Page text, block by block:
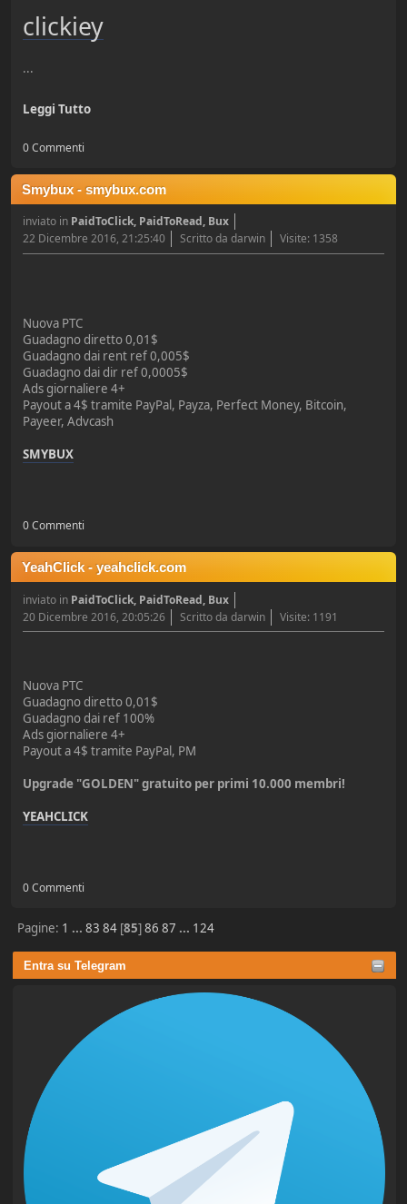
Entra su Telegram
clickiey
...
Leggi Tutto
0 Commenti
Smybux - smybux.com
inviato in PaidToClick, PaidToRead, Bux
22 Dicembre 2016, 21:25:40
Scritto da darwin Visite: 1358
Nuova PTC
Guadagno diretto 0,01$
Guadagno dai rent ref 0,005$
Guadagno dai dir ref 0,0005$
Ads giornaliere 4+
Payout a 4$ tramite PayPal, Payza, Perfect Money, Bitcoin,
Payeer, Advcash
SMYBUX
0 Commenti
YeahClick - yeahclick.com
inviato in PaidToClick, PaidToRead, Bux
20 Dicembre 2016, 20:05:26
Scritto da darwin Visite: 1191
Nuova PTC
Guadagno diretto 0,01$
Guadagno dai ref 100%
Ads giornaliere 4+
Payout a 4$ tramite PayPal, PM
Upgrade "GOLDEN" gratuito per primi 10.000 membri!
YEAHCLICK
0 Commenti
Pagine: 1 ... 83 84[85]86 87 ... 124